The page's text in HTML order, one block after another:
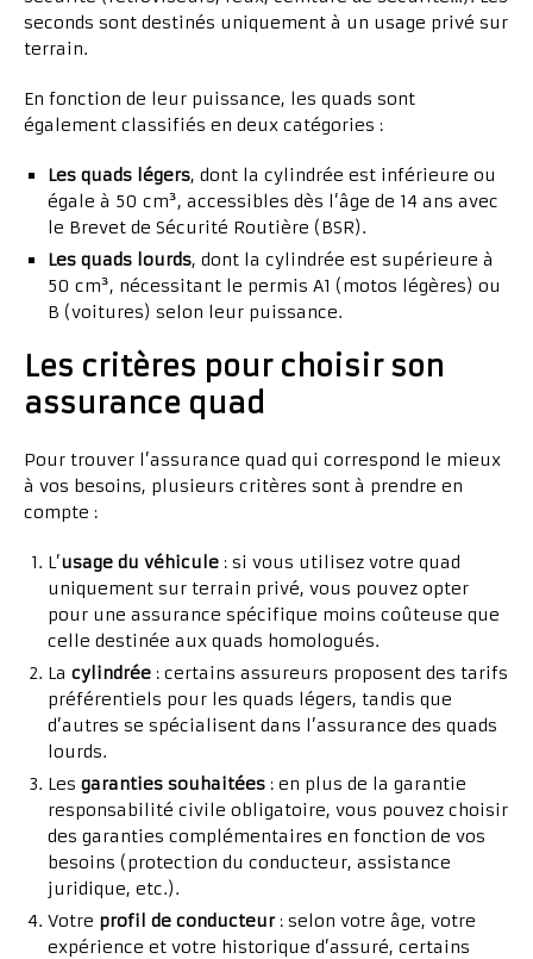
seconds sont destinés uniquement à un usage privé sur
terrain.
En fonction de leur puissance, les quads sont
également classifiés en deux catégories :
Les quads légers, dont la cylindrée est inférieure ou
égale à 50 cm³, accessibles dès l’âge de 14 ans avec
le Brevet de Sécurité Routière (BSR).
Les quads lourds, dont la cylindrée est supérieure à
50 cm³, nécessitant le permis A1 (motos légères) ou
B (voitures) selon leur puissance.
Les critères pour choisir son
assurance quad
Pour trouver l’assurance quad qui correspond le mieux
à vos besoins, plusieurs critères sont à prendre en
compte :
L’usage du véhicule : si vous utilisez votre quad
uniquement sur terrain privé, vous pouvez opter
pour une assurance spécifique moins coûteuse que
celle destinée aux quads homologués.
La cylindrée : certains assureurs proposent des tarifs
préférentiels pour les quads légers, tandis que
d’autres se spécialisent dans l’assurance des quads
lourds.
Les garanties souhaitées : en plus de la garantie
responsabilité civile obligatoire, vous pouvez choisir
des garanties complémentaires en fonction de vos
besoins (protection du conducteur, assistance
juridique, etc.).
Votre profil de conducteur: selon votre âge, votre
expérience et votre historique d’assuré, certains